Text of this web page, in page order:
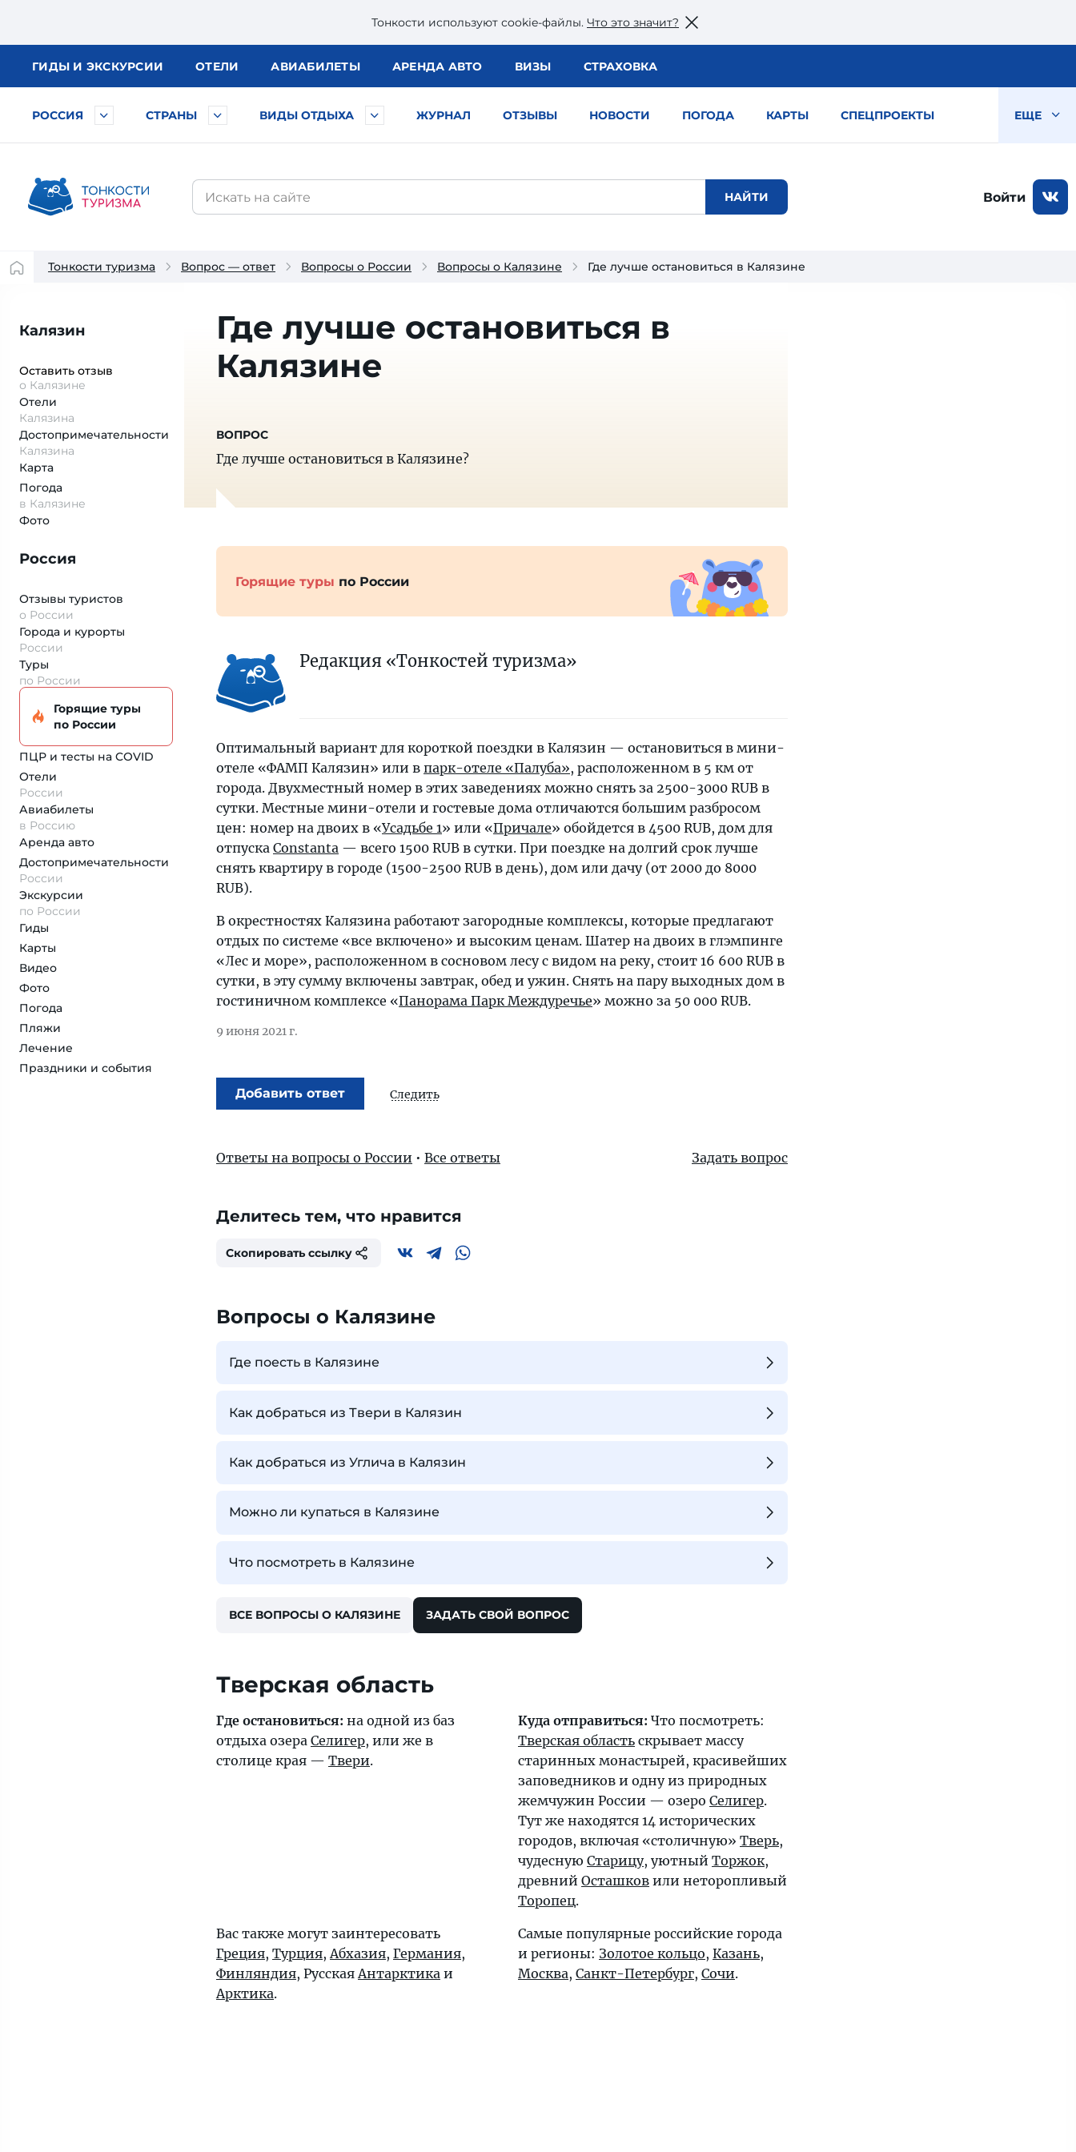
Тонкости используют сookie-файлы. Что это значит?
ГИДЫ И ЭКСКУРСИИ ОТЕЛИ АВИАБИЛЕТЫ АРЕНДА АВТО ВИЗЫ СТРАХОВКА
РОССИЯ СТРАНЫ ВИДЫ ОТДЫХА ЖУРНАЛ ОТЗЫВЫ НОВОСТИ ПОГОДА КАРТЫ СПЕЦПРОЕКТЫ ЕЩЕ
Войти
Тонкости туризма Вопрос — ответ Вопросы о России Вопросы о Калязине Где лучше остановиться в Калязине
Калязин
Оставить отзыв
о Калязине
Отели
Калязина
Достопримеча­тельности
Калязина
Карта
Погода
в Калязине
Фото
Россия
Отзывы туристов
о России
Города и курорты
России
Туры
по России
Горящие туры
по России
ПЦР и тесты на COVID
Отели
России
Авиабилеты
в Россию
Аренда авто
Достопримеча­тельности
России
Экскурсии
по России
Гиды
Карты
Видео
Фото
Погода
Пляжи
Лечение
Праздники и события
Где лучше остановиться в
Калязине
Где лучше остановиться в Калязине?
Горящие туры по России
Редакция «Тонкостей туризма»
Оптимальный вариант для короткой поездки в Калязин — остановиться в мини-
отеле «ФАМП Калязин» или в парк-отеле «Палуба», расположенном в 5 км от
города. Двухместный номер в этих заведениях можно снять за 2500-3000 RUB в
сутки. Местные мини-отели и гостевые дома отличаются большим разбросом
цен: номер на двоих в «Усадьбе 1» или «Причале» обойдется в 4500 RUB, дом для
отпуска Constanta — всего 1500 RUB в сутки. При поездке на долгий срок лучше
снять квартиру в городе (1500-2500 RUB в день), дом или дачу (от 2000 до 8000
RUB).
В окрестностях Калязина работают загородные комплексы, которые предлагают
отдых по системе «все включено» и высоким ценам. Шатер на двоих в глэмпинге
«Лес и море», расположенном в сосновом лесу с видом на реку, стоит 16 600 RUB в
сутки, в эту сумму включены завтрак, обед и ужин. Снять на пару выходных дом в
гостиничном комплексе «Панорама Парк Междуречье» можно за 50 000 RUB.
9 июня 2021 г.
Добавить ответ Следить
Ответы на вопросы о России • Все ответы Задать вопрос
Делитесь тем, что нравится
Скопировать ссылку
Вопросы о Калязине
Где поесть в Калязине
Как добраться из Твери в Калязин
Как добраться из Углича в Калязин
Можно ли купаться в Калязине
Что посмотреть в Калязине
ВСЕ ВОПРОСЫ О КАЛЯЗИНЕ ЗАДАТЬ СВОЙ ВОПРОС
Тверская область
Где остановиться: на одной из баз
отдыха озера Селигер, или же в
столице края — Твери.
Куда отправиться: Что посмотреть:
Тверская область скрывает массу
старинных монастырей, красивейших
заповедников и одну из природных
жемчужин России — озеро Селигер.
Тут же находятся 14 исторических
городов, включая «столичную» Тверь,
чудесную Старицу, уютный Торжок,
древний Осташков или неторопливый
Торопец.
Вас также могут заинтересовать
Греция, Турция,Абхазия, Германия,
Финляндия, РусскаяАнтарктика и
Арктика.
Самые популярные российские города
и регионы: Золотое кольцо, Казань,
Москва, Санкт-Петербург, Сочи.